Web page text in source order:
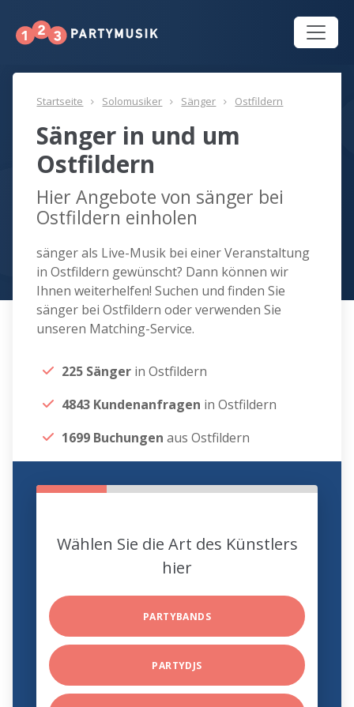
Startseite Solomusiker Sänger Ostfildern
Sänger in und um
Ostfildern
Hier Angebote von sänger bei
Ostfildern einholen
sänger als Live-Musik bei einer Veranstaltung
in Ostfildern gewünscht? Dann können wir
Ihnen weiterhelfen! Suchen und finden Sie
sänger bei Ostfildern oder verwenden Sie
unseren Matching-Service.
225 Sänger in Ostfildern
4843 Kundenanfragen in Ostfildern
1699 Buchungen aus Ostfildern
Wählen Sie die Art des Künstlers
hier
PARTYBANDS
PARTYDJS